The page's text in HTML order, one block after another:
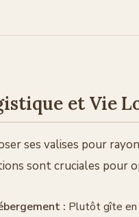
et Vie
ses valises pour
sont cruciales pour
: Plutôt gîte en